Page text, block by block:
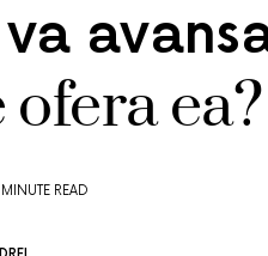
ofera ea?
READ